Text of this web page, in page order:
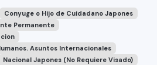
Conyuge o Hijo de Cuidadano Japones
Permanente
Asuntos Internacionales
Nacional Japones (No Requiere Visado)